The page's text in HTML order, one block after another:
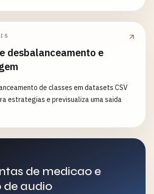
desbalanceamento e
de classes em datasets CSV
estrategias e previsualiza uma saida
de medicao e
de audio